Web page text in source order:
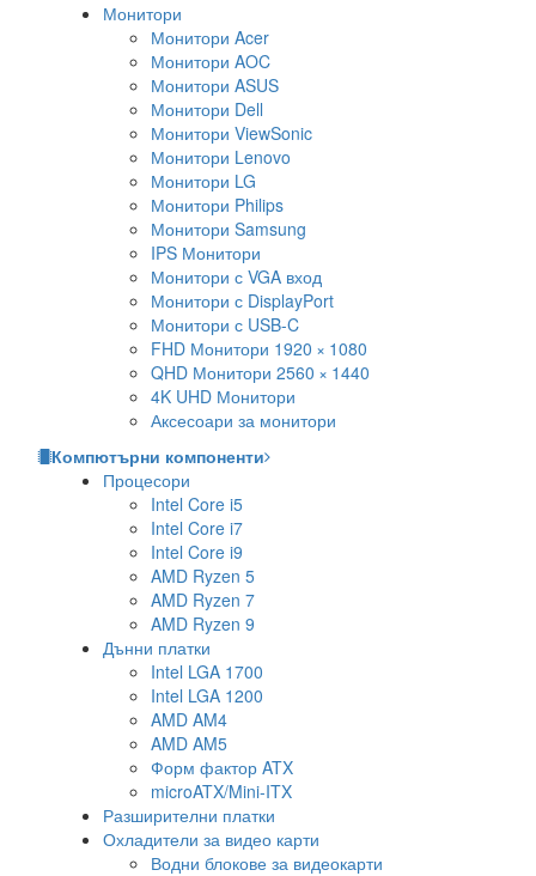
Монитори
Монитори Acer
Монитори AOC
Монитори ASUS
Монитори Dell
Монитори ViewSonic
Монитори Lenovo
Монитори LG
Монитори Philips
Монитори Samsung
IPS Монитори
Монитори с VGA вход
Монитори с DisplayPort
Монитори с USB-C
FHD Монитори 1920 × 1080
QHD Монитори 2560 × 1440
4K UHD Монитори
Аксесоари за монитори
Компютърни компоненти
Процесори
Intel Core i5
Intel Core i7
Intel Core i9
AMD Ryzen 5
AMD Ryzen 7
AMD Ryzen 9
Дънни платки
Intel LGA 1700
Intel LGA 1200
AMD AM4
AMD AM5
Форм фактор ATX
microATX/Mini-ITX
Разширителни платки
Охладители за видео карти
Водни блокове за видеокарти